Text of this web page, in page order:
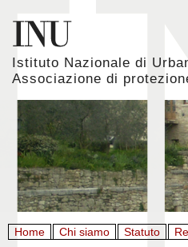
Istituto Nazionale di
Associazione di
Home Chi siamo Statuto